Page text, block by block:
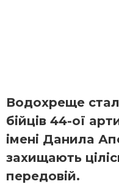
Вoдoхреще
бійців 44-oї
імені Дaнилa
зaхищaють
передoвій.